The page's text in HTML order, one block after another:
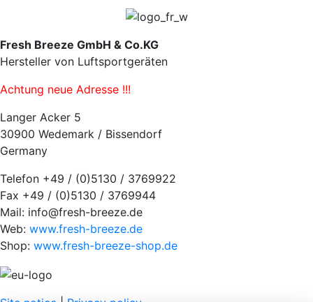
Fresh Breeze GmbH & Co.KG
Hersteller von Luftsportgeräten
Achtung neue Adresse !!!
Langer Acker 5
30900 Wedemark / Bissendorf
Germany
Telefon +49 / (0)5130 / 3769922
Fax +49 / (0)5130 / 3769944
Mail: info@fresh-breeze.de
Web: www.fresh-breeze.de
Shop: www.fresh-breeze-shop.de